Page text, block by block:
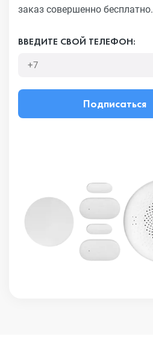
заказ совершенно бесплатно.
ВВЕДИТЕ СВОЙ ТЕЛЕФОН:
Подписаться